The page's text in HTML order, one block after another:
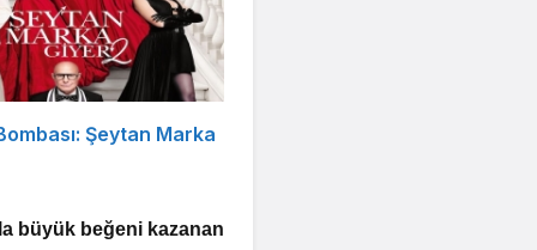
Şeytan Marka
büyük beğeni kazanan